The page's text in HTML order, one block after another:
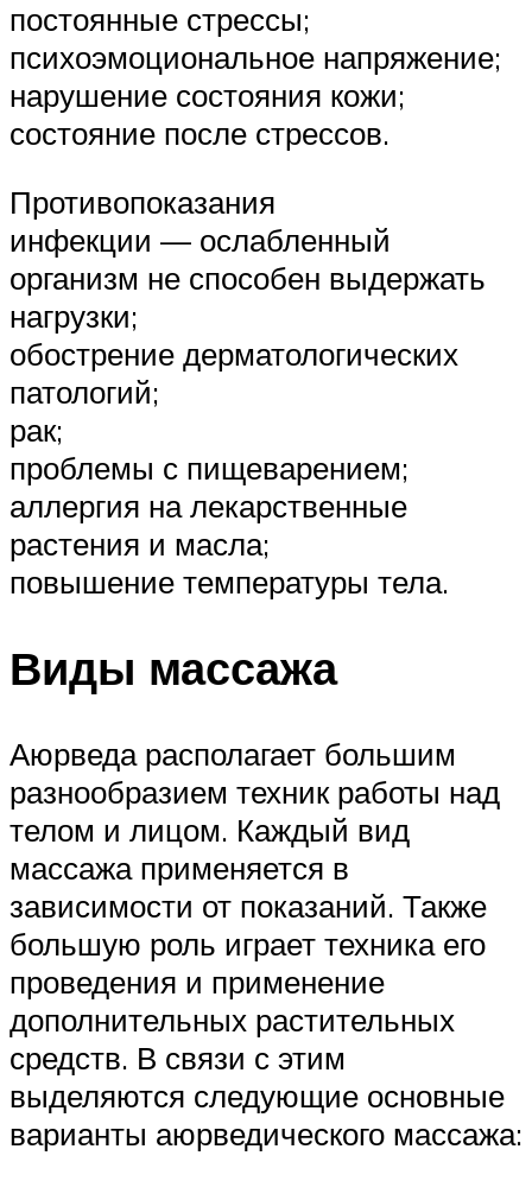
постоянные стрессы;
психоэмоциональное напряжение;
нарушение состояния кожи;
состояние после стрессов.
Противопоказания
инфекции — ослабленный
организм не способен выдержать
нагрузки;
обострение дерматологических
патологий;
рак;
проблемы с пищеварением;
аллергия на лекарственные
растения и масла;
повышение температуры тела.
Виды массажа
Аюрведа располагает большим
разнообразием техник работы над
телом и лицом. Каждый вид
массажа применяется в
зависимости от показаний. Также
большую роль играет техника его
проведения и применение
дополнительных растительных
средств. В связи с этим
выделяются следующие основные
варианты аюрведического массажа: